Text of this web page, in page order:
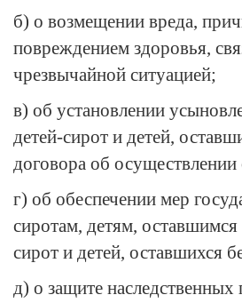
б) о возмещении вреда,
повреждением здоровья,
чрезвычайной ситуацией;
в) об установлении
детей-сирот и детей,
договора об
г) об обеспечении мер
сиротам, детям, оставшимся
сирот и детей, оставшихся
д) о защите наследственных